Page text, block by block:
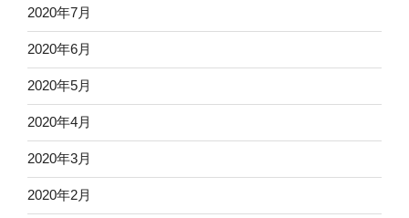
2020年7月
2020年6月
2020年5月
2020年4月
2020年3月
2020年2月